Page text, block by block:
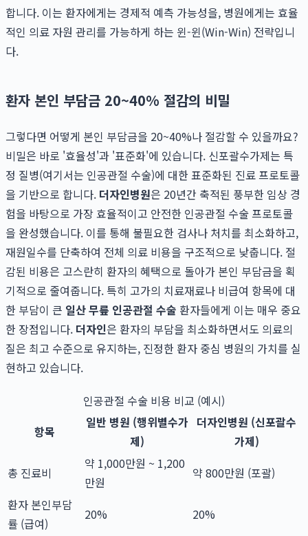
합니다. 이는 환자에게는 경제적 예측 가능성을, 병원에게는 효율
적인 의료 자원 관리를 가능하게 하는 윈-윈(Win-Win) 전략입니
다.
환자 본인 부담금 20~40% 절감의 비밀
그렇다면 어떻게 본인 부담금을 20~40%나 절감할 수 있을까요?
비밀은 바로 '효율성'과 '표준화'에 있습니다. 신포괄수가제는 특
정 질병(여기서는 인공관절 수술)에 대한 표준화된 진료 프로토콜
을 기반으로 합니다. 더자인병원은 20년간 축적된 풍부한 임상 경
험을 바탕으로 가장 효율적이고 안전한 인공관절 수술 프로토콜
을 완성했습니다. 이를 통해 불필요한 검사나 처치를 최소화하고,
재원일수를 단축하여 전체 의료 비용을 구조적으로 낮춥니다. 절
감된 비용은 고스란히 환자의 혜택으로 돌아가 본인 부담금을 획
기적으로 줄여줍니다. 특히 고가의 치료재료나 비급여 항목에 대
한 부담이 큰 일산 무릎 인공관절 수술 환자들에게 이는 매우 중요
한 장점입니다. 더자인은 환자의 부담을 최소화하면서도 의료의
질은 최고 수준으로 유지하는, 진정한 환자 중심 병원의 가치를 실
현하고 있습니다.
인공관절 수술 비용 비교 (예시)
항목
일반 병원 (행위별수가
제)
더자인병원 (신포괄수
가제)
총 진료비
약 1,000만원 ~ 1,200
만원
약 800만원 (포괄)
환자 본인부담
률 (급여)
20%
20%